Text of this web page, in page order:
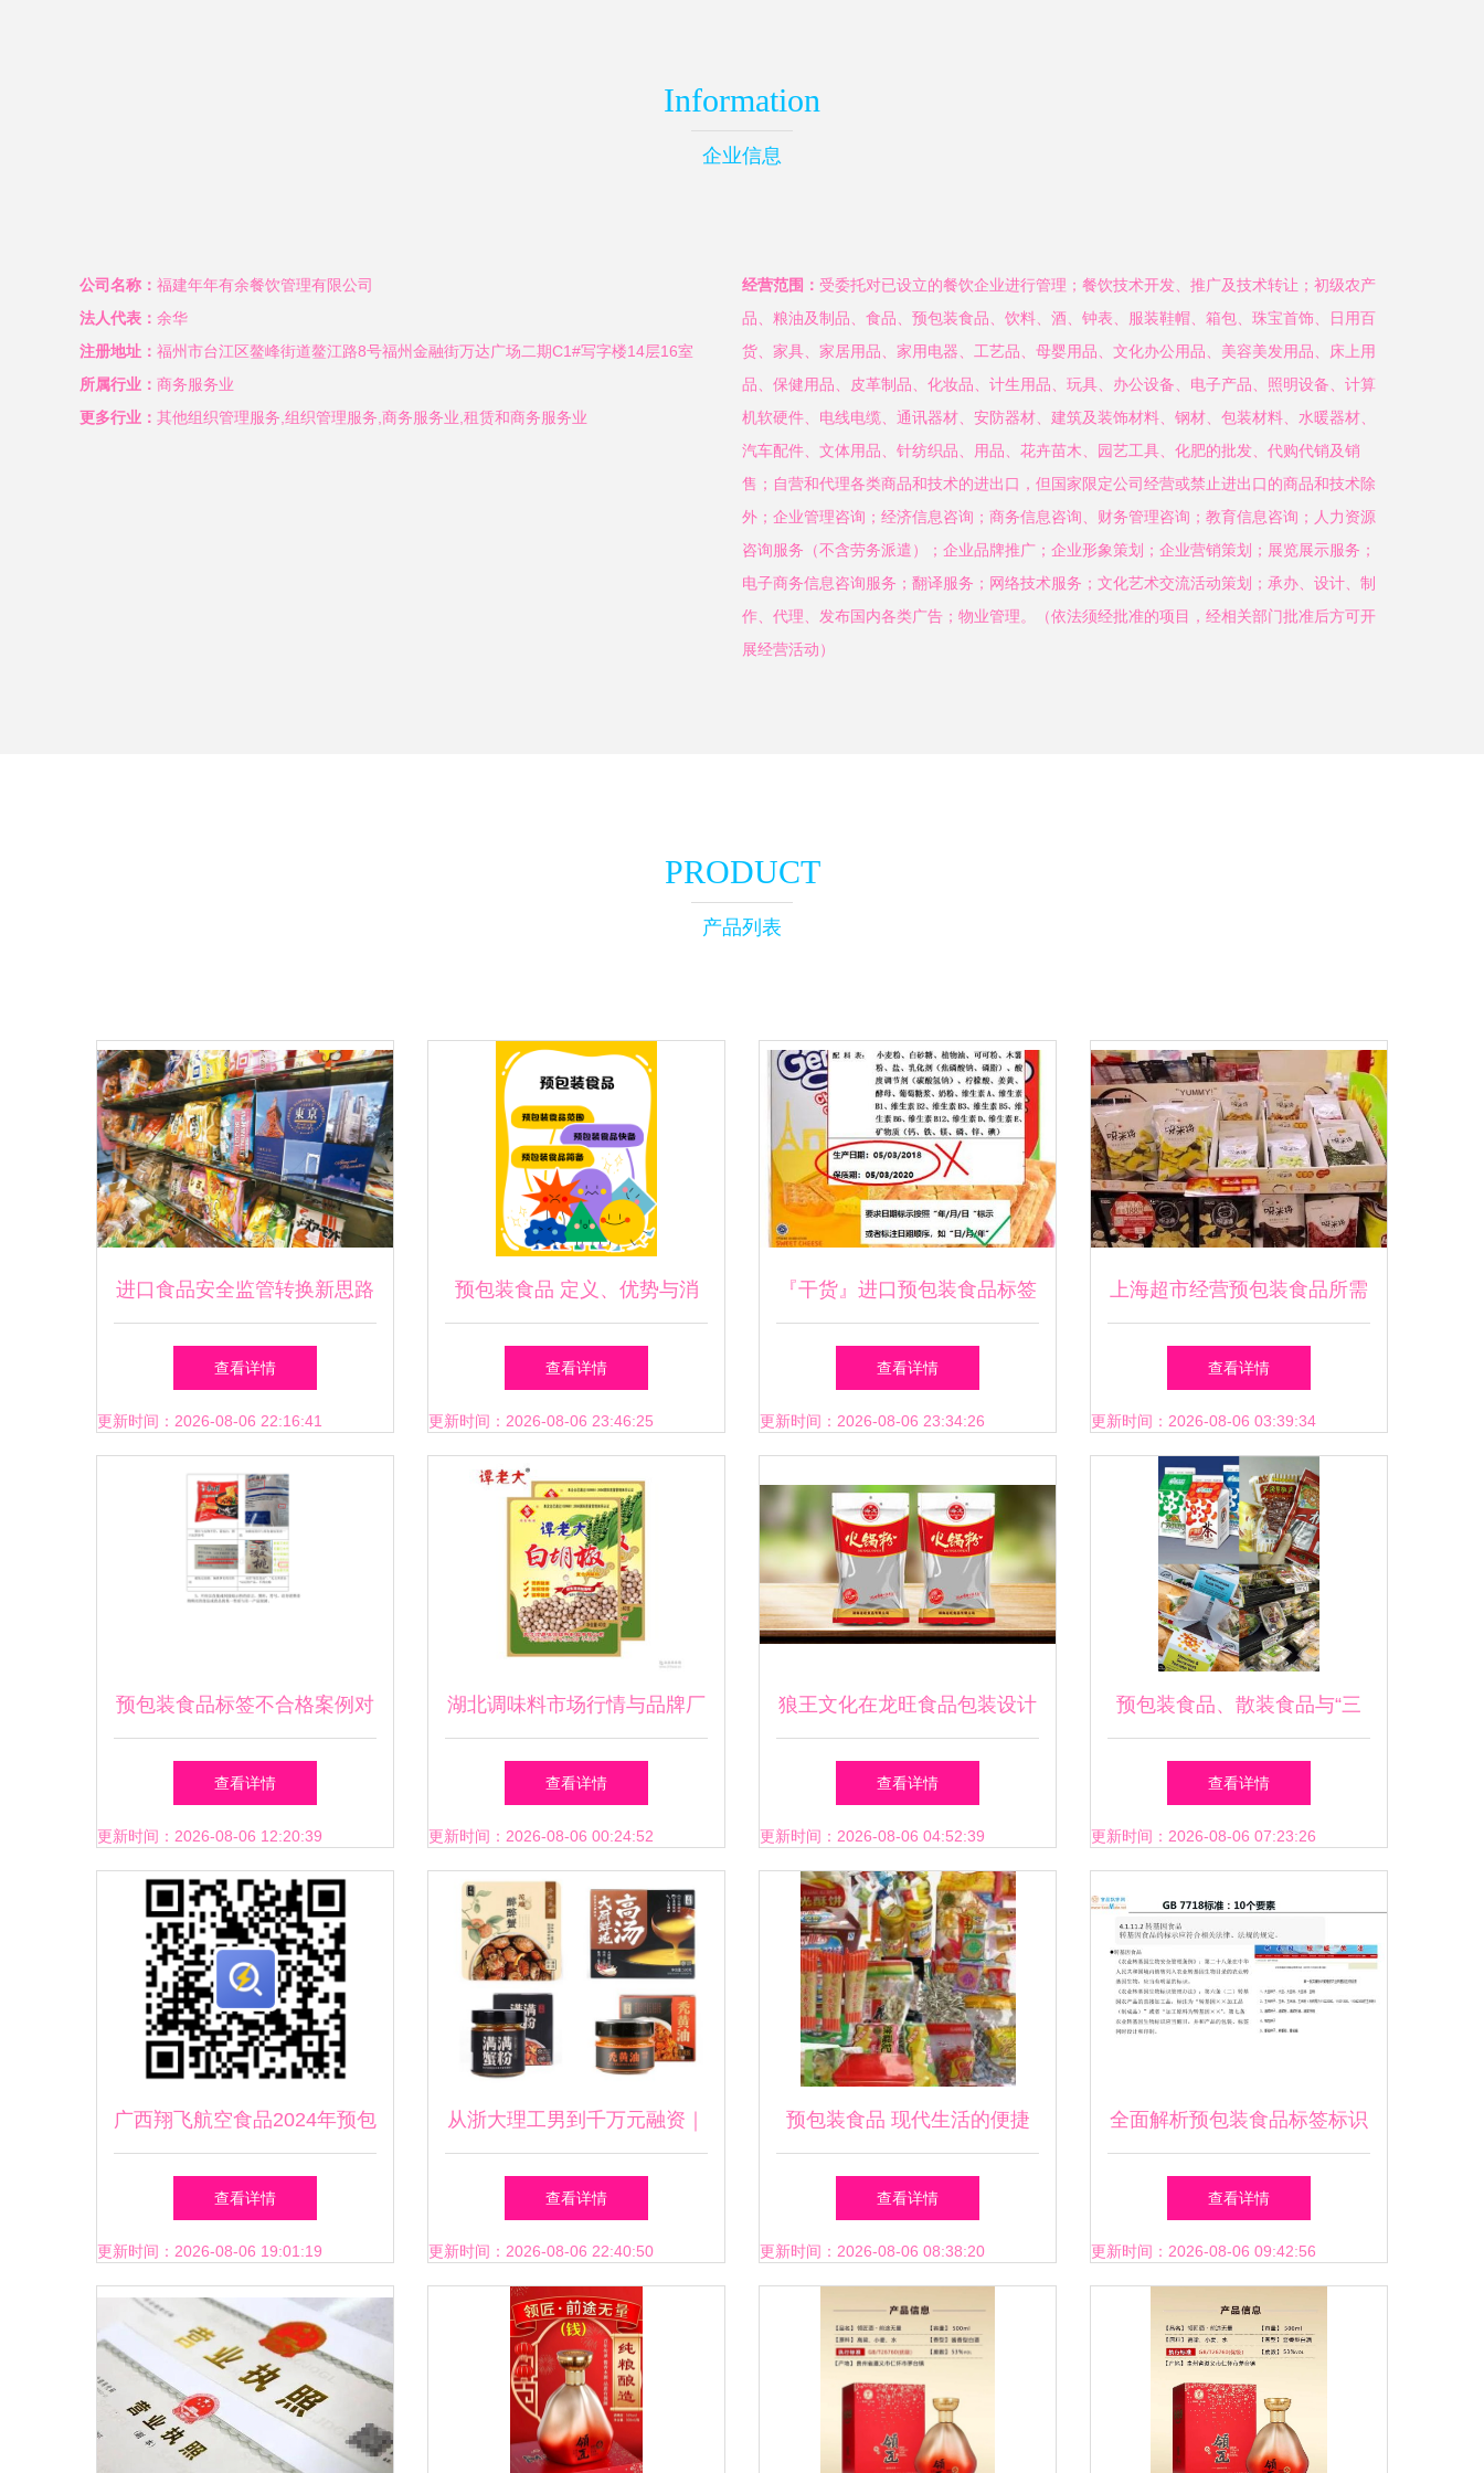
Information
企业信息
公司名称： 福建年年有余餐饮管理有限公司
法人代表： 余华
注册地址： 福州市台江区鳌峰街道鳌江路8号福州金融街万达广场二期C1#写字楼14层16室
所属行业： 商务服务业
更多行业： 其他组织管理服务,组织管理服务,商务服务业,租赁和商务服务业
经营范围： 受委托对已设立的餐饮企业进行管理；餐饮技术开发、推广及技术转让；初级农产
品、粮油及制品、食品、预包装食品、饮料、酒、钟表、服装鞋帽、箱包、珠宝首饰、日用百
货、家具、家居用品、家用电器、工艺品、母婴用品、文化办公用品、美容美发用品、床上用
品、保健用品、皮革制品、化妆品、计生用品、玩具、办公设备、电子产品、照明设备、计算
机软硬件、电线电缆、通讯器材、安防器材、建筑及装饰材料、钢材、包装材料、水暖器材、
汽车配件、文体用品、针纺织品、用品、花卉苗木、园艺工具、化肥的批发、代购代销及销
售；自营和代理各类商品和技术的进出口，但国家限定公司经营或禁止进出口的商品和技术除
外；企业管理咨询；经济信息咨询；商务信息咨询、财务管理咨询；教育信息咨询；人力资源
咨询服务（不含劳务派遣）；企业品牌推广；企业形象策划；企业营销策划；展览展示服务；
电子商务信息咨询服务；翻译服务；网络技术服务；文化艺术交流活动策划；承办、设计、制
作、代理、发布国内各类广告；物业管理。（依法须经批准的项目，经相关部门批准后方可开
展经营活动）
PRODUCT
产品列表
进口食品安全监管转换新思路
聚焦预包装食品
查看详情
更新时间：2026-08-06 22:16:41
预包装食品 定义、优势与消
费指南
查看详情
更新时间：2026-08-06 23:46:25
『干货』进口预包装食品标签
那些事儿
查看详情
更新时间：2026-08-06 23:34:26
上海超市经营预包装食品所需
手续与办理流程指南
查看详情
更新时间：2026-08-06 03:39:34
预包装食品标签不合格案例对
照7718强制性标识内容深度解
析
查看详情
更新时间：2026-08-06 12:20:39
湖北调味料市场行情与品牌厂
家报价分析
查看详情
更新时间：2026-08-06 00:24:52
狼王文化在龙旺食品包装设计
中的应用 以预包装食品品牌
视觉升级为例
查看详情
更新时间：2026-08-06 04:52:39
预包装食品、散装食品与“三
无”产品定义解析
查看详情
更新时间：2026-08-06 07:23:26
广西翔飞航空食品2024年预包
装食品采购项目询价公告解析
查看详情
更新时间：2026-08-06 19:01:19
从浙大理工男到千万元融资｜
他将螃蟹玩转出李子柒、盒马
鲜生都爱的网红标准
查看详情
更新时间：2026-08-06 22:40:50
预包装食品 现代生活的便捷
选择与安全指南
查看详情
更新时间：2026-08-06 08:38:20
全面解析预包装食品标签标识
要求\n\n在现代社会，预包装
食品的法定信息在于产品的溯
源性及其合法性，它是消费者
了解食品成分、安全和营养属
性的主要途径。最近我们对经
查看详情
更新时间：2026-08-06 09:42:56